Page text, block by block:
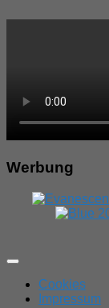
Werbung
Expand
Cookies
Impressum